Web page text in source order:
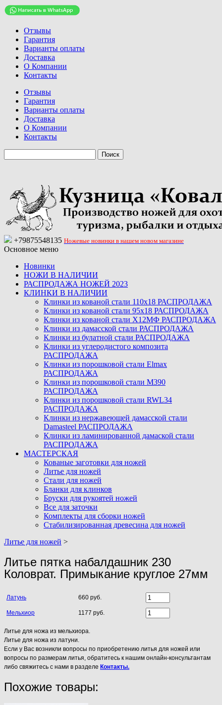
Отзывы
Гарантия
Варианты оплаты
Доставка
О Компании
Контакты
Отзывы
Гарантия
Варианты оплаты
Доставка
О Компании
Контакты
+79875548135 Ножевые новинки в нашем новом магазине
Основное меню
Новинки
НОЖИ В НАЛИЧИИ
РАСПРОДАЖА НОЖЕЙ 2023
КЛИНКИ В НАЛИЧИИ
Клинки из кованой стали 110х18 РАСПРОДАЖА
Клинки из кованой стали 95х18 РАСПРОДАЖА
Клинки из кованой стали Х12МФ РАСПРОДАЖА
Клинки из дамасской стали РАСПРОДАЖА
Клинки из булатной стали РАСПРОДАЖА
Клинки из углеродистого композита
РАСПРОДАЖА
Клинки из порошковой стали Elmax
РАСПРОДАЖА
Клинки из порошковой стали M390
РАСПРОДАЖА
Клинки из порошковой стали RWL34
РАСПРОДАЖА
Клинки из нержавеющей дамасской стали
Damasteel РАСПРОДАЖА
Клинки из ламинированной дамаской стали
РАСПРОДАЖА
МАСТЕРСКАЯ
Кованые заготовки для ножей
Литье для ножей
Стали для ножей
Бланки для клинков
Бруски для рукоятей ножей
Все для заточки
Комплекты для сборки ножей
Стабилизированная древесина для ножей
Литье для ножей >
Литье пятка набалдашник 230
Коловрат. Примыкание круглое 27мм
Латунь 660 руб.
Мельхиор 1177 руб.
Литье для ножа из мельхиора.
Литье для ножа из латуни.
Если у Вас возникли вопросы по приобретению литья для ножей или
вопросы по размерам литья, обратитесь к нашим онлайн-консультантам
либо свяжитесь с нами в разделе Контакты.
Похожие товары: